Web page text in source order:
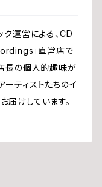
ク運営による、CD
」直営店で
長の個人的趣味が
ティストたちのイ
届けしています。